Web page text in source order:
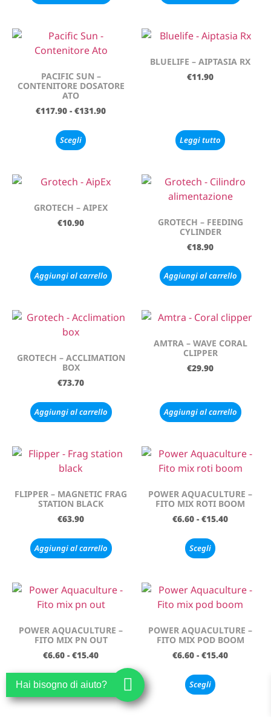
PACIFIC SUN –
CONTENITORE DOSATORE
ATO
€117.90 - €131.90
Scegli
BLUELIFE – AIPTASIA RX
€11.90
Leggi tutto
GROTECH – AIPEX
€10.90
Aggiungi al carrello
GROTECH – FEEDING
CYLINDER
€18.90
Aggiungi al carrello
GROTECH – ACCLIMATION
BOX
€73.70
Aggiungi al carrello
AMTRA – WAVE CORAL
CLIPPER
€29.90
Aggiungi al carrello
FLIPPER – MAGNETIC FRAG
STATION BLACK
€63.90
Aggiungi al carrello
POWER AQUACULTURE –
FITO MIX ROTI BOOM
€6.60 - €15.40
Scegli
POWER AQUACULTURE –
FITO MIX PN OUT
€6.60 - €15.40
Scegli
POWER AQUACULTURE –
FITO MIX POD BOOM
€6.60 - €15.40
Scegli
Hai bisogno di aiuto?